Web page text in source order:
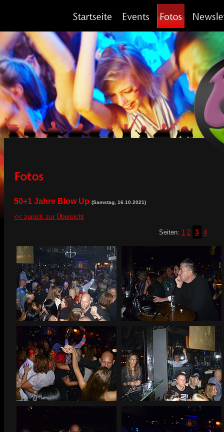
50+1 Jahre Blow Up (Samstag, 16.10.2021)
<< zurück zur Übersicht
Seiten: 1 2 3 4